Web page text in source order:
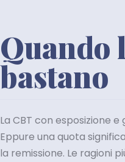
Quando
bastano
La CBT con esposizione e
Eppure una quota
la remissione. Le ragioni